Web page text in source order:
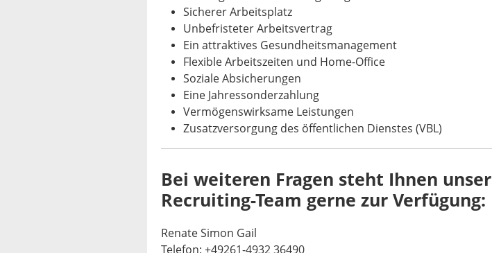
Sicherer Arbeitsplatz
Unbefristeter Arbeitsvertrag
Ein attraktives Gesundheitsmanagement
Flexible Arbeitszeiten und Home-Office
Soziale Absicherungen
Eine Jahressonderzahlung
Vermögenswirksame Leistungen
Zusatzversorgung des öffentlichen Dienstes (VBL)
Bei weiteren Fragen steht Ihnen unser
Recruiting-Team gerne zur Verfügung:
Renate Simon Gail
Telefon: +49261-4932 36490